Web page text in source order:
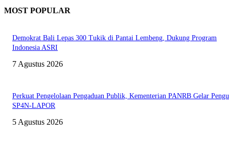
MOST POPULAR
Demokrat Bali Lepas 300 Tukik di Pantai Lembeng, Dukung Program
Indonesia ASRI
7 Agustus 2026
Perkuat Pengelolaan Pengaduan Publik, Kementerian PANRB Gelar
SP4N-LAPOR
5 Agustus 2026